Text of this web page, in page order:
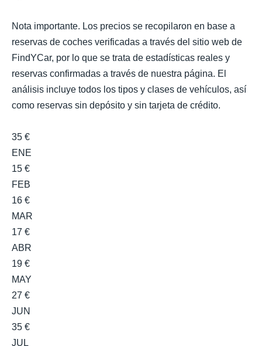
Nota importante. Los precios se recopilaron en base a
reservas de coches verificadas a través del sitio web de
FindYCar, por lo que se trata de estadísticas reales y
reservas confirmadas a través de nuestra página. El
análisis incluye todos los tipos y clases de vehículos, así
como reservas sin depósito y sin tarjeta de crédito.
35 €
ENE
15 €
FEB
16 €
MAR
17 €
ABR
19 €
MAY
27 €
JUN
35 €
JUL